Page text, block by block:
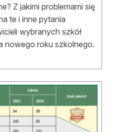
Z jakimi problemami się
te i inne pytania
wybranych szkół
nowego roku szkolnego.